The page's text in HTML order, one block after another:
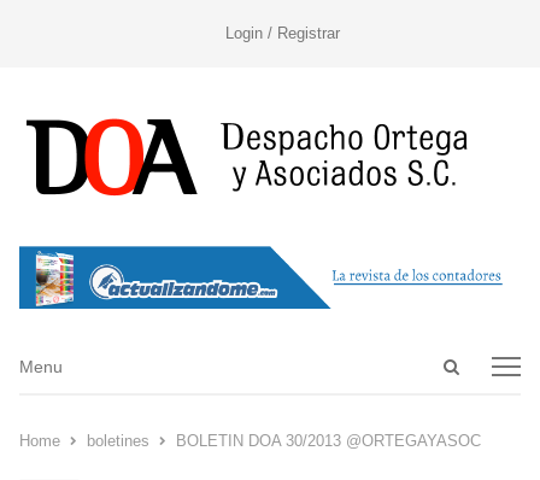
Login / Registrar
Open
Menu
Menu
Home boletines BOLETIN DOA 30/2013 @ORTEGAYASOC